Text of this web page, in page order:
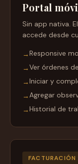
Portal
Sin app nativa.
accede desde
→Responsive
→Ver órdenes
→Iniciar y
→Agregar
→Historial de
FACTURACIÓN